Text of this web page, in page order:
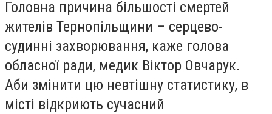
Головна причина більшості смертей
жителів Тернопільщини – серцево-
судинні захворювання, каже голова
обласної ради, медик Віктор Овчарук.
Аби змінити цю невтішну статистику, в
місті відкриють сучасний